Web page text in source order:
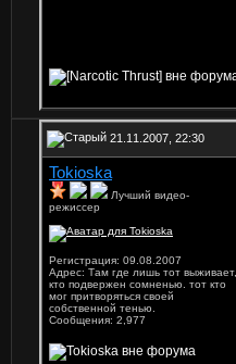
21.11.2007, 22:30
Tokioska
Лучший видео-
режиссер
Регистрация: 09.08.2007
Адрес: Там где лишь тот выживает,
кто подвержен сомненью. тот кто
мог притворяться своей
собственной тенью.
Сообщения: 2,977